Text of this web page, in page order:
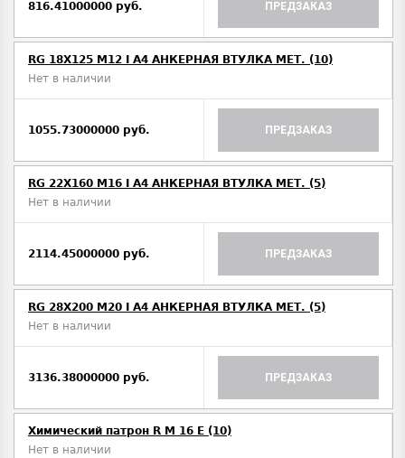
816.41000000 руб. ПРЕДЗАКАЗ
RG 18X125 M12 I A4 АНКЕРНАЯ ВТУЛКА МЕТ. (10)
Нет в наличии
1055.73000000 руб. ПРЕДЗАКАЗ
RG 22X160 M16 I A4 АНКЕРНАЯ ВТУЛКА МЕТ. (5)
Нет в наличии
2114.45000000 руб. ПРЕДЗАКАЗ
RG 28X200 M20 I A4 АНКЕРНАЯ ВТУЛКА МЕТ. (5)
Нет в наличии
3136.38000000 руб. ПРЕДЗАКАЗ
Химический патрон R M 16 E (10)
Нет в наличии